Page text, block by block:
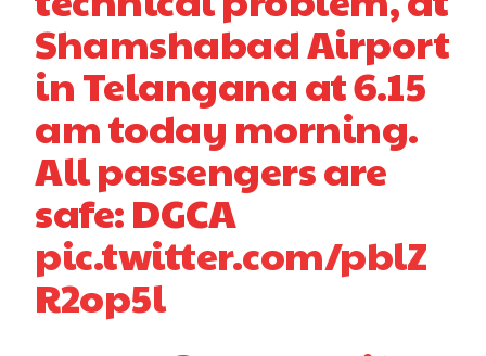
Shamshabad Airport
in Telangana at 6.15
am today morning.
All passengers are
safe: DGCA
pic.twitter.com/pblZ
R2op5l